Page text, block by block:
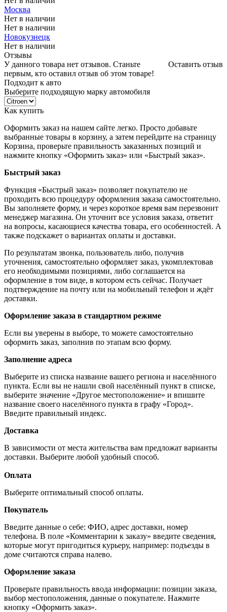
Москва
Нет в наличии
Нет в наличии
Новокузнецк
Нет в наличии
Отзывы
Оставить отзыв
У данного товара нет отзывов. Станьте
первым, кто оставил отзыв об этом товаре!
Подходит к авто
Выберите подходящую марку автомобиля
Как купить
Оформить заказ на нашем сайте легко. Просто добавьте
выбранные товары в корзину, а затем перейдите на страницу
Корзина, проверьте правильность заказанных позиций и
нажмите кнопку «Оформить заказ» или «Быстрый заказ».
Быстрый заказ
Функция «Быстрый заказ» позволяет покупателю не
проходить всю процедуру оформления заказа самостоятельно.
Вы заполняете форму, и через короткое время вам перезвонит
менеджер магазина. Он уточнит все условия заказа, ответит
на вопросы, касающиеся качества товара, его особенностей. А
также подскажет о вариантах оплаты и доставки.
По результатам звонка, пользователь либо, получив
уточнения, самостоятельно оформляет заказ, укомплектовав
его необходимыми позициями, либо соглашается на
оформление в том виде, в котором есть сейчас. Получает
подтверждение на почту или на мобильный телефон и ждёт
доставки.
Оформление заказа в стандартном режиме
Если вы уверены в выборе, то можете самостоятельно
оформить заказ, заполнив по этапам всю форму.
Заполнение адреса
Выберите из списка название вашего региона и населённого
пункта. Если вы не нашли свой населённый пункт в списке,
выберите значение «Другое местоположение» и впишите
название своего населённого пункта в графу «Город».
Введите правильный индекс.
Доставка
В зависимости от места жительства вам предложат варианты
доставки. Выберите любой удобный способ.
Оплата
Выберите оптимальный способ оплаты.
Покупатель
Введите данные о себе: ФИО, адрес доставки, номер
телефона. В поле «Комментарии к заказу» введите сведения,
которые могут пригодиться курьеру, например: подъезды в
доме считаются справа налево.
Оформление заказа
Проверьте правильность ввода информации: позиции заказа,
выбор местоположения, данные о покупателе. Нажмите
кнопку «Оформить заказ».